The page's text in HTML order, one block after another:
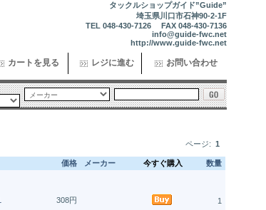
タックルショップガイド”Guide”
埼玉県川口市石神90-2-1F
TEL 048-430-7126 FAX 048-430-7136
info@guide-fwc.net
http://www.guide-fwc.net
カートを見る レジに進む お問い合わせ
ページ: 1
価格 メーカー 今すぐ購入 数量
308円 1